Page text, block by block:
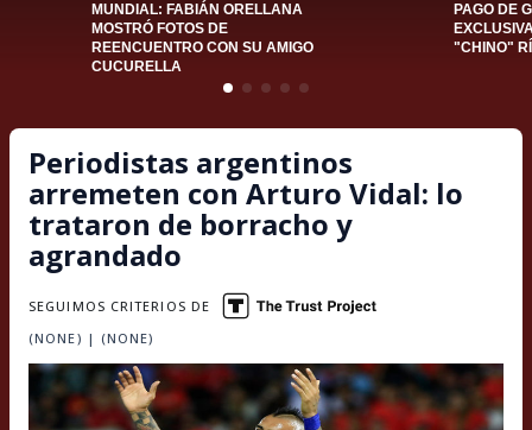
MUNDIAL: FABIÁN ORELLANA
MOSTRÓ FOTOS DE
REENCUENTRO CON SU AMIGO
CUCURELLA
PAGO DE
"CHINO"
Periodistas argentinos
arremeten con Arturo Vidal: lo
trataron de borracho y
agrandado
(NONE) | (NONE)
SEGUIMOS CRITERIOS DE